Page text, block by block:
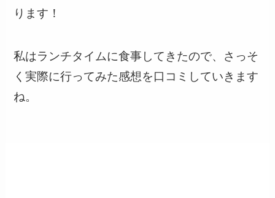
ります！
私はランチタイムに食事してきたので、さっそ
く実際に行ってみた感想を口コミしていきます
ね。